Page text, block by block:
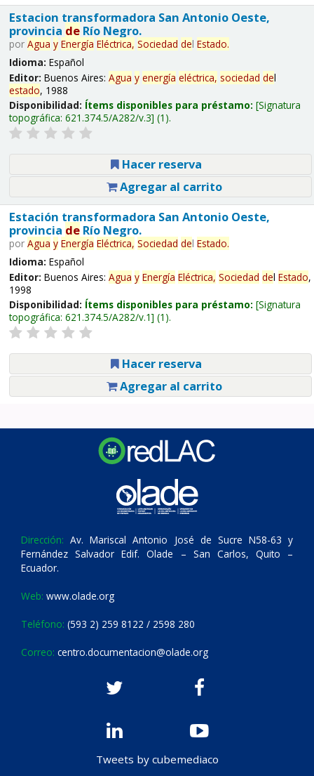
Estacion transformadora San Antonio Oeste,
provincia deRío Negro.
por Agua y Energía Eléctrica, Sociedad del Estado.
Idioma: Español
Editor: Buenos Aires: Agua y energía eléctrica, sociedad del
estado, 1988
Disponibilidad: Ítems disponibles para préstamo: Signatura
topográfica: 621.374.5/A282/v.3 (1).
Hacer reserva
Agregar al carrito
Estación transformadora San Antonio Oeste,
provincia deRío Negro.
por Agua y Energía Eléctrica, Sociedad del Estado.
Idioma: Español
Editor: Buenos Aires: Agua y Energía Eléctrica, Sociedad del Estado,
1998
Disponibilidad: Ítems disponibles para préstamo: Signatura
topográfica: 621.374.5/A282/v.1 (1).
Hacer reserva
Agregar al carrito
Dirección: Av. Mariscal Antonio José de Sucre N58-63 y
Fernández Salvador Edif. Olade – San Carlos, Quito –
Ecuador.
Web: www.olade.org
Teléfono: (593 2) 259 8122 / 2598 280
Correo: centro.documentacion@olade.org
Tweets by cubemediaco